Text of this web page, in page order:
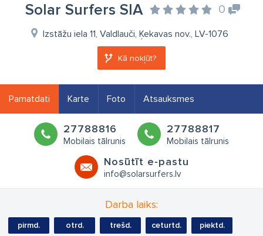
Solar Surfers SIA 0
Izstāžu iela 11, Valdlauči, Ķekavas nov., LV-1076
Kā nokļūt?
Pamatdati Karte Foto Atsauksmes
27788816
Mobilais tālrunis
27788817
Mobilais tālrunis
Nosūtīt e-pastu
info@solarsurfers.lv
Darba laiks:
pirmd. otrd. trešd. ceturtd. piektd.